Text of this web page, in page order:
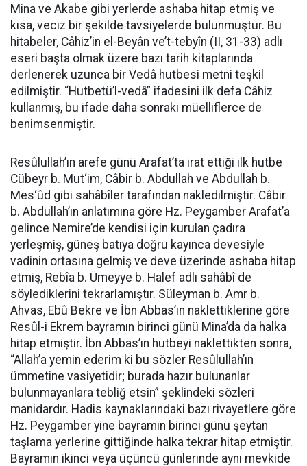
Mina ve Akabe gibi yerlerde ashaba hitap etmiş ve
kısa, veciz bir şekilde tavsiyelerde bulunmuştur. Bu
hitabeler, Câhiz’in el-Beyân ve’t-tebyîn (II, 31-33) adlı
eseri başta olmak üzere bazı tarih kitaplarında
derlenerek uzunca bir Vedâ hutbesi metni teşkil
edilmiştir. “Hutbetü’l-vedâ” ifadesini ilk defa Câhiz
kullanmış, bu ifade daha sonraki müelliflerce de
benimsenmiştir.
Resûlullah’ın arefe günü Arafat’ta irat ettiği ilk hutbe
Cübeyr b. Mut‘im, Câbir b. Abdullah ve Abdullah b.
Mes‘ûd gibi sahâbîler tarafından nakledilmiştir. Câbir
b. Abdullah’ın anlatımına göre Hz. Peygamber Arafat’a
gelince Nemire’de kendisi için kurulan çadıra
yerleşmiş, güneş batıya doğru kayınca devesiyle
vadinin ortasına gelmiş ve deve üzerinde ashaba hitap
etmiş, Rebîa b. Ümeyye b. Halef adlı sahâbî de
söylediklerini tekrarlamıştır. Süleyman b. Amr b.
Ahvas, Ebû Bekre ve İbn Abbas’ın naklettiklerine göre
Resûl-i Ekrem bayramın birinci günü Mina’da da halka
hitap etmiştir. İbn Abbas’ın hutbeyi naklettikten sonra,
“Allah’a yemin ederim ki bu sözler Resûlullah’ın
ümmetine vasiyetidir; burada hazır bulunanlar
bulunmayanlara tebliğ etsin” şeklindeki sözleri
manidardır. Hadis kaynaklarındaki bazı rivayetlere göre
Hz. Peygamber yine bayramın birinci günü şeytan
taşlama yerlerine gittiğinde halka tekrar hitap etmiştir.
Bayramın ikinci veya üçüncü günlerinde aynı mevkide